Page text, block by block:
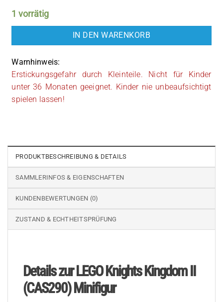
1 vorrätig
IN DEN WARENKORB
Warnhinweis:
Erstickungsgefahr durch Kleinteile. Nicht für Kinder
unter 36 Monaten geeignet. Kinder nie unbeaufsichtigt
spielen lassen!
PRODUKTBESCHREIBUNG & DETAILS
SAMMLERINFOS & EIGENSCHAFTEN
KUNDENBEWERTUNGEN (0)
ZUSTAND & ECHTHEITSPRÜFUNG
Details zur LEGO Knights Kingdom II
(CAS290) Minifigur